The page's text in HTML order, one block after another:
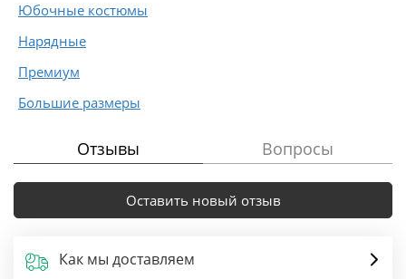
Юбочные костюмы
Нарядные
Премиум
Большие размеры
Отзывы Вопросы
Оставить новый отзыв
Как мы доставляем